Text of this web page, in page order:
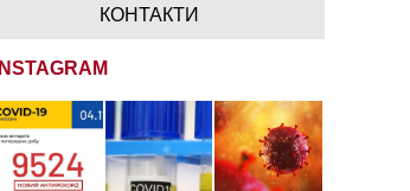
КОНТАКТИ
INSTAGRAM